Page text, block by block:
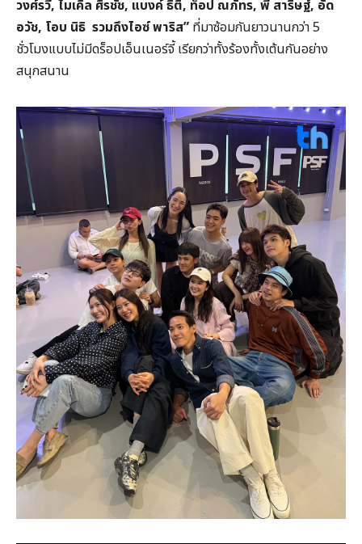
วงศ์รวี, ไมเคิล ศิรชัช, แบงค์ ธิติ, ท็อป ณภัทร, พี สาริษฐ์, อัด
อวัช, โอบ นิธิ รวมถึงไอซ์ พาริส” ที่มาซ้อมกันยาวนานกว่า 5
ชั่วโมงแบบไม่มีดร็อปเอ็นเนอร์จี้ เรียกว่าทั้งร้องทั้งเต้นกันอย่าง
สนุกสนาน